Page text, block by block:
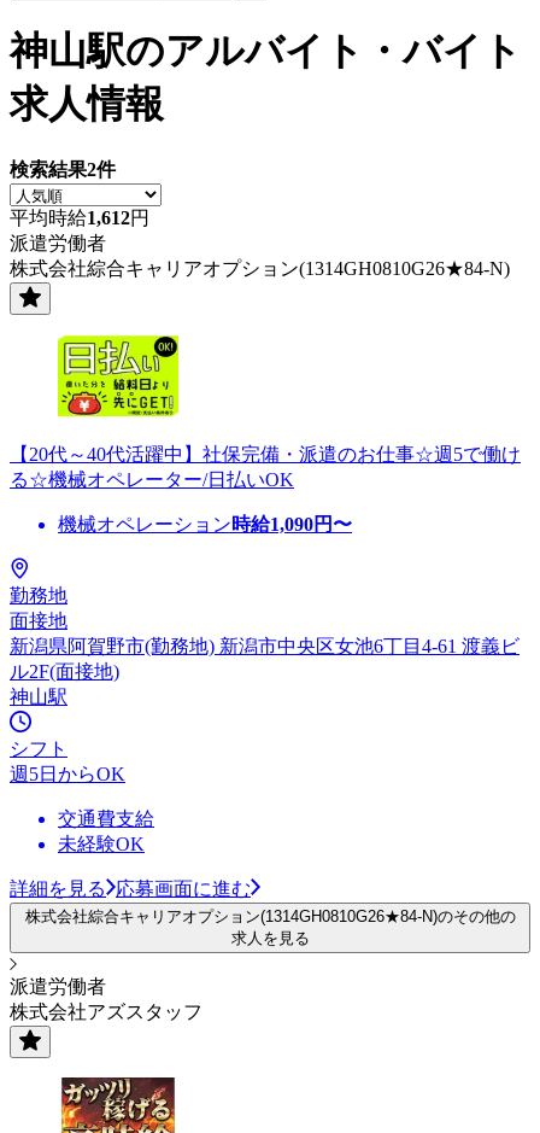
神山駅のアルバイト・バイト
求人情報
検索結果2件
平均時給1,612円
派遣労働者
株式会社綜合キャリアオプション(1314GH0810G26★84-N)
【20代～40代活躍中】社保完備・派遣のお仕事☆週5で働け
る☆機械オペレーター/日払いOK
機械オペレーション時給1,090円〜
勤務地
面接地
新潟県阿賀野市(勤務地) 新潟市中央区女池6丁目4-61 渡義ビ
ル2F(面接地)
神山駅
シフト
週5日からOK
交通費支給
未経験OK
詳細を見る 応募画面に進む
株式会社綜合キャリアオプション(1314GH0810G26★84-N)のその他の
求人を見る
派遣労働者
株式会社アズスタッフ